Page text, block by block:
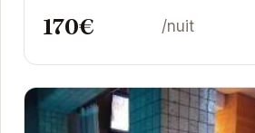
170€ /nuit